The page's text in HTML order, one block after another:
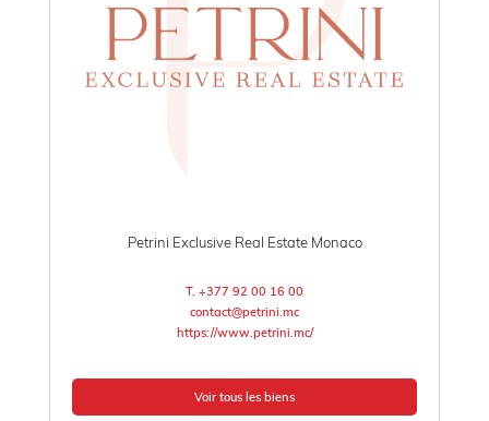
Petrini Exclusive Real Estate Monaco
T. +377 92 00 16 00
contact@petrini.mc
https://www.petrini.mc/
Voir tous les biens